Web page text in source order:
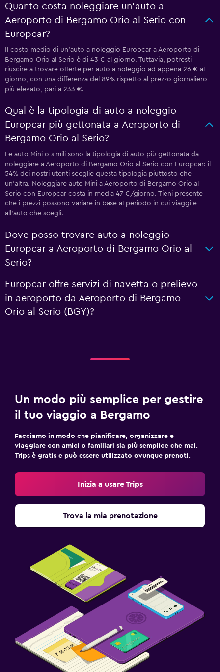
Quanto costa noleggiare un'auto a
Aeroporto di Bergamo Orio al Serio con
Europcar?
Il costo medio di un'auto a noleggio Europcar a Aeroporto di
Bergamo Orio al Serio è di 43 € al giorno. Tuttavia, potresti
riuscire a trovare offerte per auto a noleggio ad appena 26 € al
giorno, con una differenza del 89% rispetto al prezzo giornaliero
più elevato, pari a 233 €.
Qual è la tipologia di auto a noleggio
Europcar più gettonata a Aeroporto di
Bergamo Orio al Serio?
Le auto Mini o simili sono la tipologia di auto più gettonata da
noleggiare a Aeroporto di Bergamo Orio al Serio con Europcar: il
54% dei nostri utenti sceglie questa tipologia piuttosto che
un'altra. Noleggiare auto Mini a Aeroporto di Bergamo Orio al
Serio con Europcar costa in media 47 €/giorno. Tieni presente
che i prezzi possono variare in base al periodo in cui viaggi e
all'auto che scegli.
Dove posso trovare auto a noleggio
Europcar a Aeroporto di Bergamo Orio al
Serio?
Europcar offre servizi di navetta o prelievo
in aeroporto da Aeroporto di Bergamo
Orio al Serio (BGY)?
Un modo più semplice per gestire
il tuo viaggio a Bergamo
Facciamo in modo che pianificare, organizzare e
viaggiare con amici o familiari sia più semplice che mai.
Trips è gratis e può essere utilizzato ovunque prenoti.
Inizia a usare Trips
Trova la mia prenotazione